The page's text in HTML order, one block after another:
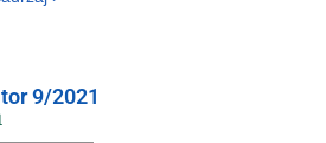
9/2021